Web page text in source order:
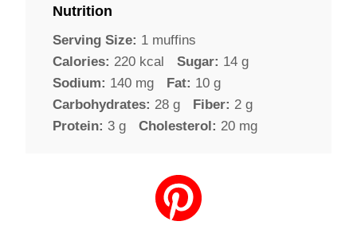
Nutrition
Serving Size: 1 muffins
Calories: 220 kcal Sugar: 14 g
Sodium: 140 mg Fat: 10 g
Carbohydrates: 28 g Fiber: 2 g
Protein: 3 g Cholesterol: 20 mg